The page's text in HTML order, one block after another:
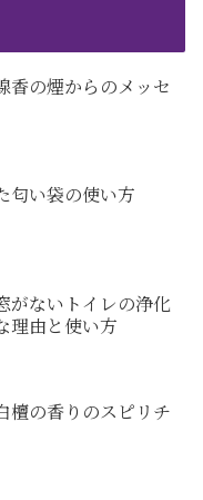
香の煙からのメッセ
匂い袋の使い方
がないトイレの浄化
理由と使い方
檀の香りのスピリチ